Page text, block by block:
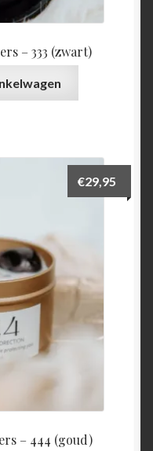
– 333 (zwart)
– 444 (goud)
€29,95